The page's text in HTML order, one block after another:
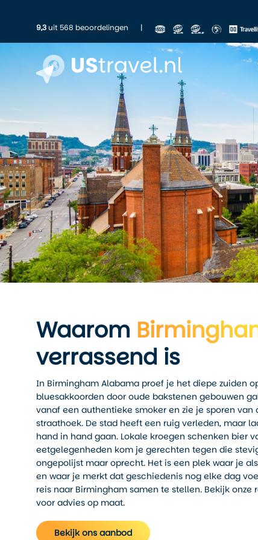
9,3uit 568 beoordelingen |
Waarom
verrassend is
In Birmingham Alabama proef je het diepe zuiden
bluesakkoorden door oude bakstenen gebouwen
vanaf een authentieke smoker en zie je sporen
straathoek. De stad heeft een ruig verleden, maar
hand in hand gaan. Lokale kroegen schenken bier
eetgelegenheden kom je gerechten tegen die
ongepolijst maar oprecht. Het is een plek waar je
en waar je merkt dat geschiedenis nog elke dag
reis naar Birmingham samen te stellen. Bekijk
voor advies op maat.
Bekijk ons aanbod